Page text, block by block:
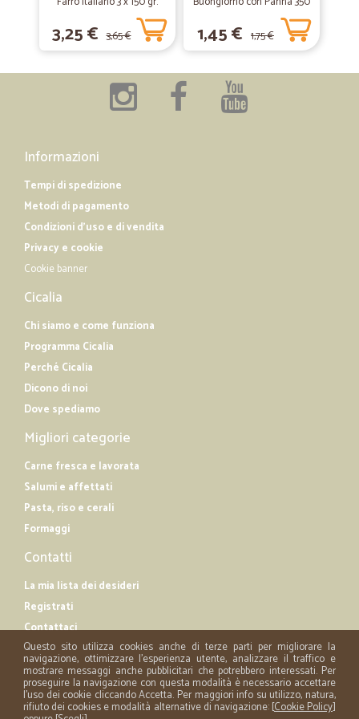
Consegna e prodotti come da aspettative.
3,25 € 3,65 € 1,45 € 1,75 €
Informazioni
Tempi di spedizione
Metodi di pagamento
Condizioni d'uso e di vendita
Privacy e cookie
Cookie banner
Cicalia
Chi siamo e come funziona
Programma Cicalia
Perché Cicalia
Dicono di noi
Dove spediamo
Migliori categorie
Carne fresca e lavorata
Salumi e affettati
Pasta, riso e cerali
Formaggi
Contatti
La mia lista dei desideri
Registrati
Contattaci
Questo sito utilizza cookies anche di terze parti per migliorare la
navigazione, ottimizzare l'esperienza utente, analizzare il traffico e
mostrare messaggi anche pubblicitari che potrebbero interessati. Per
proseguire la navigazione con questa modalità è necessario accettare
l'uso dei cookie cliccando Accetta. Per maggiori info su utilizzo, natura,
rifiuto dei cookies e modalità alternative di navigazione: [Cookie Policy]